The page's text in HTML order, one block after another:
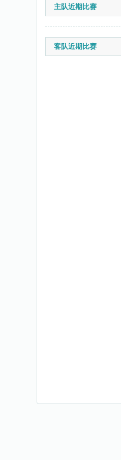
主队近期比赛
客队近期比赛